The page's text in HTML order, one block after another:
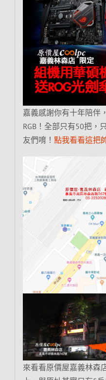
嘉義感謝你有十年陪伴
RGB！全部只有50把，
友們唷！ 點我看看這把
來看看原價屋嘉義林森